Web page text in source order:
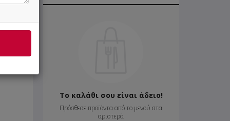
€
Το καλάθι σου είναι άδειο!
Πρόσθεσε προϊόντα από το μενού στα
αριστερά